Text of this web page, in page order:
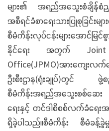
များ၏ အရည်အသွေးစံချိန်စံ
အစီရင်ခံစာရေးသားပြုစုခြင်းမ
စီမံကိန်းလုပ်ငန်းများအောင်
နိုင်ရေး အတွက် Joint
Office(JPMO)အားကျေးလ
ဦးစီးဌာန(ရုံးချုပ်)တွင် ဖွဲ့စည်
စီမံကိန်းအရည်အသွေးစစ်ဆေး
ရေးနှင့် တင်ဒါစိစစ်လက်ခံရေးအ
ရှိခဲ့ပါသည်။စီမံကိန်း စီမံခန့်